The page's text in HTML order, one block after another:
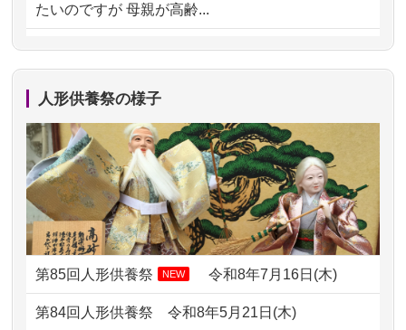
ただけそう...
2026/07/11思い出のある人形達を、ちゃんと供養
したく、花...
2026/07/10家から近かったので。
2026/07/08誰も住んでいない実家の片付けを始め
ました。 ...
2026/07/069年間自由が丘店を見守ってくれてあり
がとう。
たいのですが 母親が高齢...
2024/01/13剥製の供養・処分をお願いできます
ですが？
2024/01/13お雛様のセットを供養・処分したいの
ですが、お雛様とお内裏様だ...
2024/01/13供養申込みの後、供養祭までお人形は
どうなってるのですか？
2024/01/13会社のようですが、きちんと供養して
人形供養祭の様子
第85回人形供養祭 NEW 令和8年7月16日(木)
第84回人形供養祭令和8年5月21日(木)